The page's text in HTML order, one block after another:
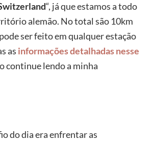
“, já que estamos a todo
alemão. No total são 10km
ser feito em qualquer estação
as informações detalhadas nesse
continue lendo a minha
do dia era enfrentar as